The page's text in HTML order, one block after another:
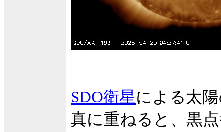
SDO衛星による太
真に重ねると、黒